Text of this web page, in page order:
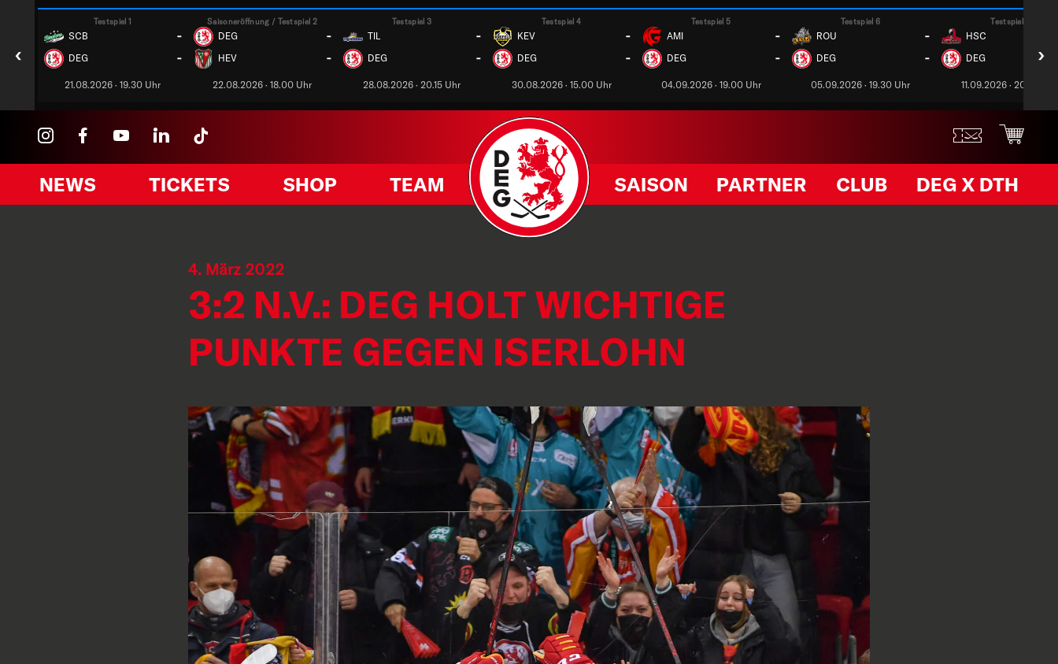
‹
Testspiel 1
SCB -
DEG -
21.08.2026 · 19.30 Uhr
Saisoneröffnung / Testspiel 2
DEG -
HEV -
22.08.2026 · 18.00 Uhr
Testspiel 3
TIL -
DEG -
28.08.2026 · 20.15 Uhr
Testspiel 4
KEV -
DEG -
30.08.2026 · 15.00 Uhr
Testspiel 5
AMI -
DEG -
04.09.2026 · 19.00 Uhr
Testspiel 6
ROU -
DEG -
05.09.2026 · 19.30 Uhr
Testspiel 7
HSC
DEG
11.09.2026 · 20.00 Uhr
›
NEWS TICKETS SHOP TEAM SAISON PARTNER CLUB DEG X DTH
4. März 2022
3:2 N.V.: DEG HOLT WICHTIGE
PUNKTE GEGEN ISERLOHN